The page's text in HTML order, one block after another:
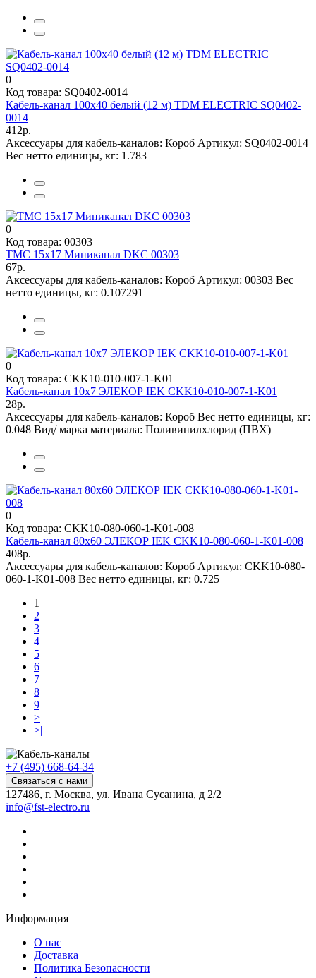
0
Код товара: SQ0402-0014
Кабель-канал 100х40 белый (12 м) TDM ELECTRIC SQ0402-
0014
412р.
Аксессуары для кабель-каналов: Короб Артикул: SQ0402-0014
Вес нетто единицы, кг: 1.783
0
Код товара: 00303
TMC 15х17 Миниканал DKC 00303
67р.
Аксессуары для кабель-каналов: Короб Артикул: 00303 Вес
нетто единицы, кг: 0.107291
0
Код товара: CKK10-010-007-1-K01
Кабель-канал 10х7 ЭЛЕКОР IEK CKK10-010-007-1-K01
28р.
Аксессуары для кабель-каналов: Короб Вес нетто единицы, кг:
0.048 Вид/ марка материала: Поливинилхлорид (ПВХ)
0
Код товара: CKK10-080-060-1-K01-008
Кабель-канал 80х60 ЭЛЕКОР IEK CKK10-080-060-1-K01-008
408р.
Аксессуары для кабель-каналов: Короб Артикул: CKK10-080-
060-1-K01-008 Вес нетто единицы, кг: 0.725
1
2
3
4
5
6
7
8
9
>
>|
+7 (495) 668-64-34
Связаться с нами
127486, г. Москва, ул. Ивана Сусанина, д 2/2
info@fst-electro.ru
Информация
О нас
Доставка
Политика Безопасности